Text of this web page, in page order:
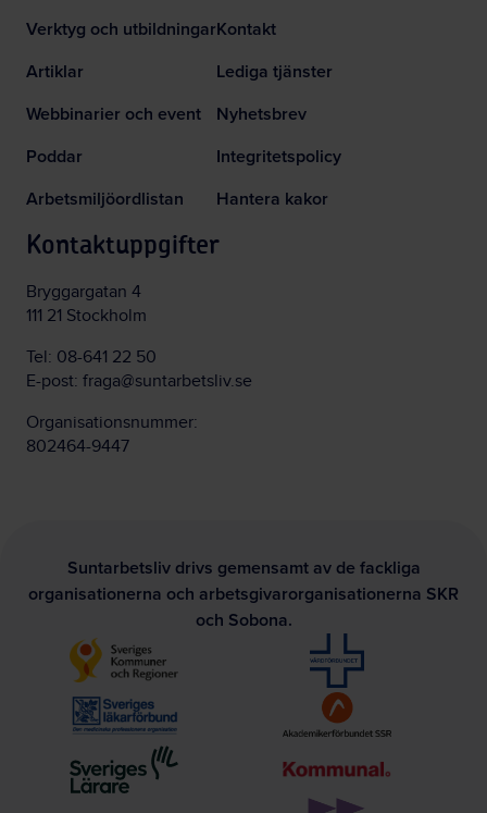
Verktyg och utbildningar
Artiklar
Webbinarier och event
Poddar
Arbetsmiljöordlistan
Kontakt
Lediga tjänster
Nyhetsbrev
Integritetspolicy
Hantera kakor
Kontaktuppgifter
Bryggargatan 4
111 21 Stockholm
Tel: 08-641 22 50
E-post: fraga@suntarbetsliv.se
Organisationsnummer:
802464-9447
Suntarbetsliv drivs gemensamt av de fackliga
organisationerna och arbetsgivarorganisationerna SKR
och Sobona.